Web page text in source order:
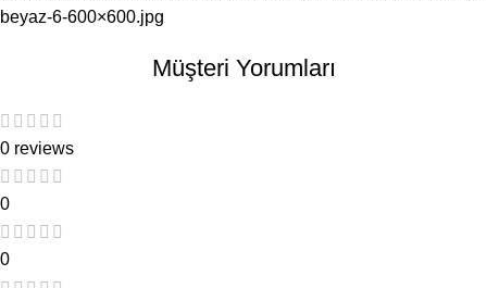
beyaz-6-600×600.jpg
Müşteri Yorumları
0 reviews
0
0